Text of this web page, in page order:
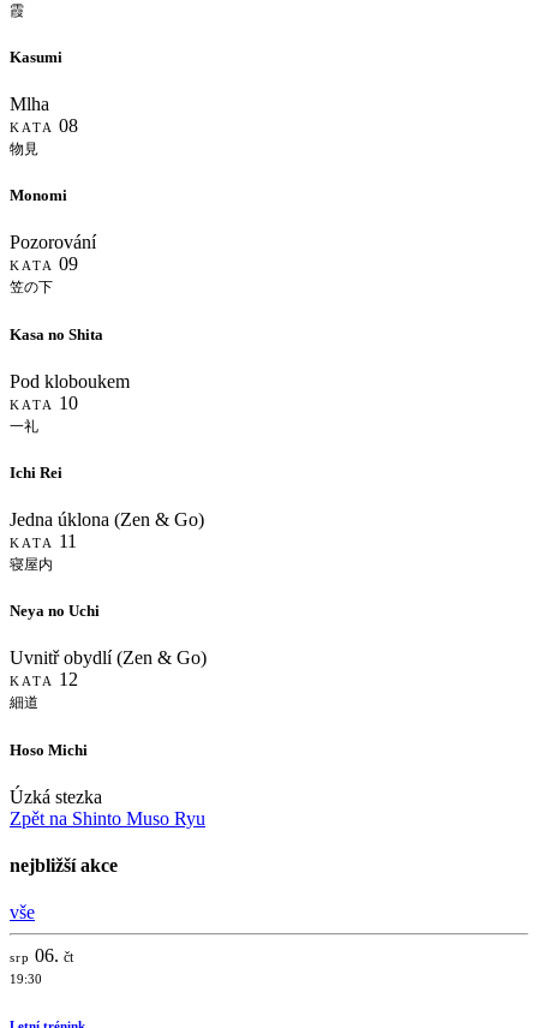
霞
Kasumi
Mlha
KATA 08
物見
Monomi
Pozorování
KATA 09
笠の下
Kasa no Shita
Pod kloboukem
KATA 10
一礼
Ichi Rei
Jedna úklona (Zen & Go)
KATA 11
寝屋内
Neya no Uchi
Uvnitř obydlí (Zen & Go)
KATA 12
細道
Hoso Michi
Úzká stezka
Zpět na Shinto Muso Ryu
nejbližší akce
vše
srp 06. čt
19:30